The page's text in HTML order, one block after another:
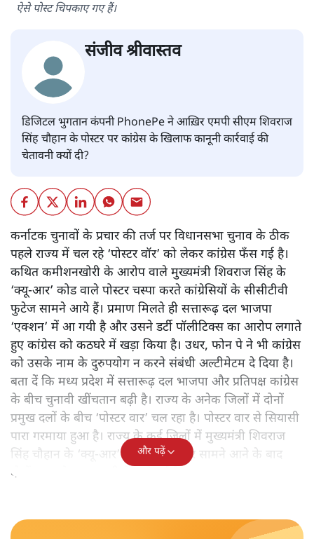
ऐसे पोस्ट चिपकाए गए हैं।
संजीव श्रीवास्तव
डिजिटल भुगतान कंपनी PhonePe ने आख़िर एमपी सीएम शिवराज
सिंह चौहान के पोस्टर पर कांग्रेस के खिलाफ कानूनी कार्रवाई की
चेतावनी क्यों दी?
कर्नाटक चुनावों के प्रचार की तर्ज पर विधानसभा चुनाव के ठीक
पहले राज्य में चल रहे ‘पोस्टर वॉर’ को लेकर कांग्रेस फँस गई है।
कथित कमीशनखोरी के आरोप वाले मुख्यमंत्री शिवराज सिंह के
‘क्यू-आर’ कोड वाले पोस्टर चस्पा करते कांग्रेसियों के सीसीटीवी
फुटेज सामने आये हैं। प्रमाण मिलते ही सत्तारूढ़ दल भाजपा
‘एक्शन’ में आ गयी है और उसने डर्टी पॉलीटिक्स का आरोप लगाते
हुए कांग्रेस को कठघरे में खड़ा किया है। उधर, फोन पे ने भी कांग्रेस
को उसके नाम के दुरुपयोग न करने संबंधी अल्टीमेटम दे दिया है।
बता दें कि मध्य प्रदेश में सत्तारूढ़ दल भाजपा और प्रतिपक्ष कांग्रेस
के बीच चुनावी खींचतान बढ़ी है। राज्य के अनेक जिलों में दोनों
प्रमुख दलों के बीच ‘पोस्टर वार’ चल रहा है। पोस्टर वार से सियासी
पारा गरमाया हुआ है। राज्य के कई जिलों में मुख्यमंत्री शिवराज
सिंह चौहान के ‘क्यू-आर’ कोड वाले पोस्टर सामने आने के बाद
दोनों तरफ़ से बयानबाजी तेज हो गई है।
और पढ़ें